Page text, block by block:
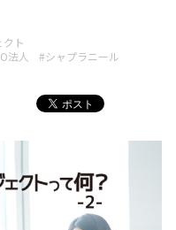
ト
法人
#シャプラニール